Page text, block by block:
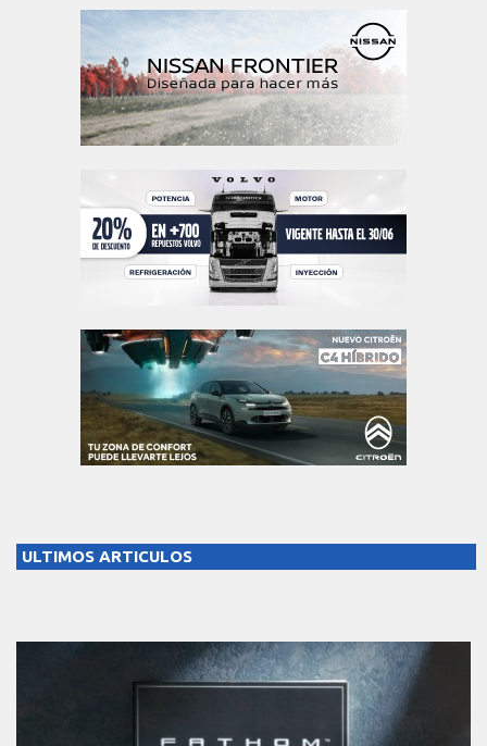
ULTIMOS ARTICULOS